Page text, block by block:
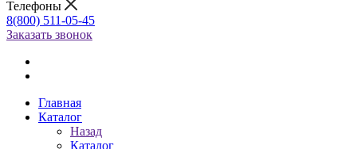
Телефоны
8(800) 511-05-45
Заказать звонок
Главная
Каталог
Назад
Каталог